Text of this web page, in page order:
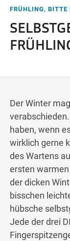
FRÜHLING, BITTE
Der Winter
haben, wenn
wirklich gerne
des Wartens
ersten
der dicken
bisschen
hübsche
Jede der drei